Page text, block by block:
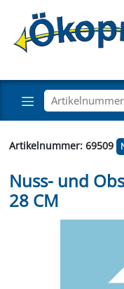
Artikelnummer: 69509
Nuss- und
28 CM